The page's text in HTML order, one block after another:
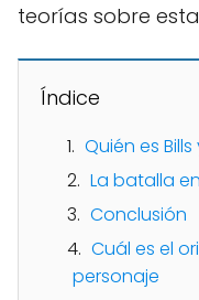
teorías sobre
Índice
Quién es
La batalla
Conclusión
Cuál es el
personaje